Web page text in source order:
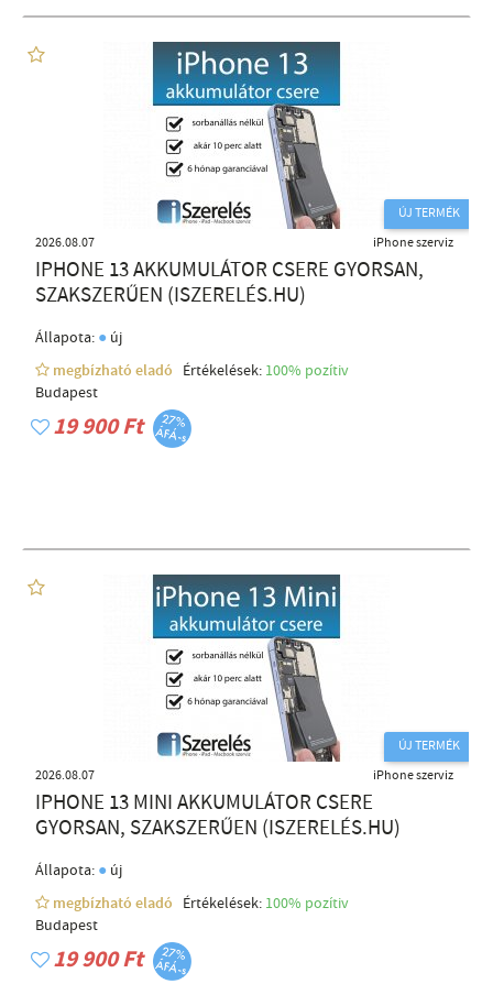
ÚJ TERMÉK
2026.08.07
iPhone szerviz
IPHONE 13 AKKUMULÁTOR CSERE GYORSAN,
SZAKSZERŰEN (ISZERELÉS.HU)
Állapota: ● új
megbízható eladó
Értékelések: 100% pozítiv
Budapest
19 900 Ft
ÚJ TERMÉK
2026.08.07
iPhone szerviz
IPHONE 13 MINI AKKUMULÁTOR CSERE
GYORSAN, SZAKSZERŰEN (ISZERELÉS.HU)
Állapota: ● új
megbízható eladó
Értékelések: 100% pozítiv
Budapest
19 900 Ft